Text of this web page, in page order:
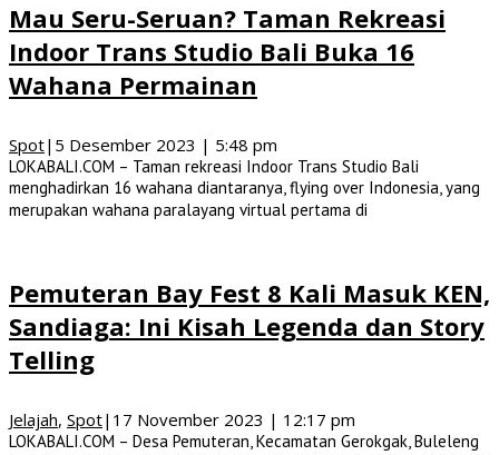
Mau Seru-Seruan? Taman Rekreasi
Indoor Trans Studio Bali Buka 16
Wahana Permainan
Spot| 5 Desember 2023 | 5:48 pm
LOKABALI.COM – Taman rekreasi Indoor Trans Studio Bali
menghadirkan 16 wahana diantaranya, flying over Indonesia, yang
merupakan wahana paralayang virtual pertama di
Pemuteran Bay Fest 8 Kali Masuk KEN,
Sandiaga: Ini Kisah Legenda dan Story
Telling
Jelajah, Spot| 17 November 2023 | 12:17 pm
LOKABALI.COM – Desa Pemuteran, Kecamatan Gerokgak, Buleleng